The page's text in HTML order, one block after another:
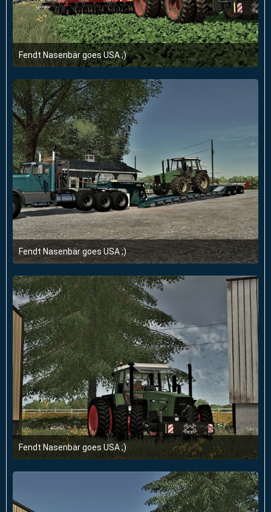
Fendt Nasenbär goes USA ;)
21. September 2022 um 13:22
Fendt Nasenbär goes USA ;)
21. September 2022 um 13:22
1
Fendt Nasenbär goes USA ;)
21. September 2022 um 13:22
1